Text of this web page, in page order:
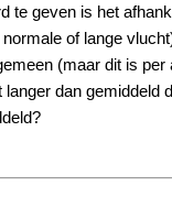
te geven is het
of lange
(maar dit is
dan gemiddeld